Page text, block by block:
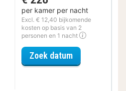
per kamer per nacht
Excl. € 12,40 bijkomende
kosten op basis van 2
personen en 1 nacht
Zoek datumvoor